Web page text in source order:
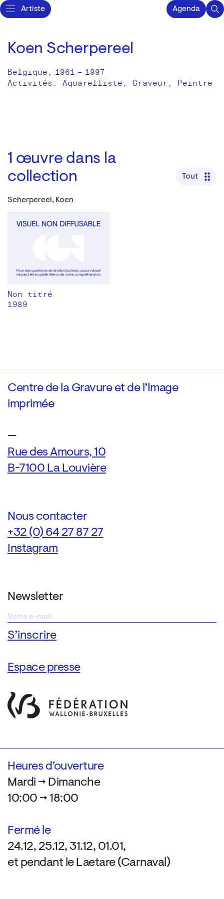
Artiste Agenda
Koen Scherpereel
Belgique , 1961 – 1997
Activités: Aquarelliste Graveur Peintre
1 œuvre dans la
collection
Tout
Scherpereel, Koen
Non titré
1989
Centre de la Gravure et de l’Image
imprimée
—
Rue des Amours, 10
B-7100 La Louvière
Nous contacter
+32 (0) 64 27 87 27
Instagram
Newsletter
Espace presse
Heures d’ouverture
Mardi → Dimanche
10:00 → 18:00
Fermé le
24.12, 25.12, 31.12, 01.01,
et pendant le Laetare (Carnaval)